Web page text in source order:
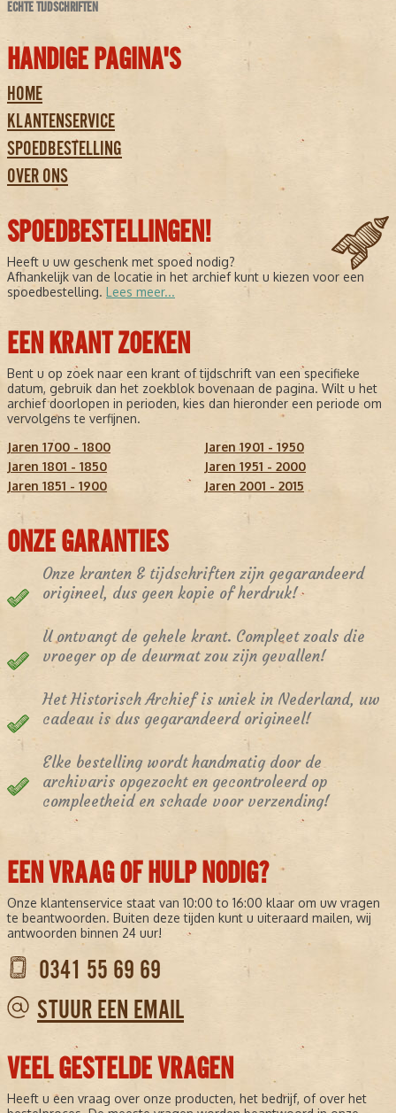
ECHTE TIJDSCHRIFTEN
HANDIGE PAGINA'S
HOME
KLANTENSERVICE
SPOEDBESTELLING
OVER ONS
SPOEDBESTELLINGEN!
Heeft u uw geschenk met spoed nodig?
Afhankelijk van de locatie in het archief kunt u kiezen voor een
spoedbestelling. Lees meer...
EEN KRANT ZOEKEN
Bent u op zoek naar een krant of tijdschrift van een specifieke
datum, gebruik dan het zoekblok bovenaan de pagina. Wilt u het
archief doorlopen in perioden, kies dan hieronder een periode om
vervolgens te verfijnen.
Jaren 1700 - 1800
Jaren 1801 - 1850
Jaren 1851 - 1900
Jaren 1901 - 1950
Jaren 1951 - 2000
Jaren 2001 - 2015
ONZE GARANTIES
Onze kranten & tijdschriften zijn gegarandeerd
origineel, dus geen kopie of herdruk!
U ontvangt de gehele krant. Compleet zoals die
vroeger op de deurmat zou zijn gevallen!
Het Historisch Archief is uniek in Nederland, uw
cadeau is dus gegarandeerd origineel!
Elke bestelling wordt handmatig door de
archivaris opgezocht en gecontroleerd op
compleetheid en schade voor verzending!
EEN VRAAG OF HULP NODIG?
Onze klantenservice staat van 10:00 to 16:00 klaar om uw vragen
te beantwoorden. Buiten deze tijden kunt u uiteraard mailen, wij
antwoorden binnen 24 uur!
0341 55 69 69
STUUR EEN EMAIL
VEEL GESTELDE VRAGEN
Heeft u een vraag over onze producten, het bedrijf, of over het